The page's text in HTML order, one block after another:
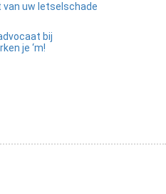
van uw letselschade
bij
je ‘m!